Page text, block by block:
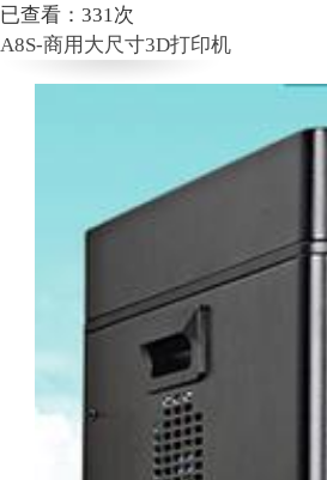
已查看： 331次
A8S-商用大尺寸3D打印机